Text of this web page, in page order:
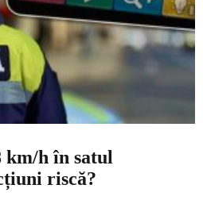
km/h în satul
riscă?